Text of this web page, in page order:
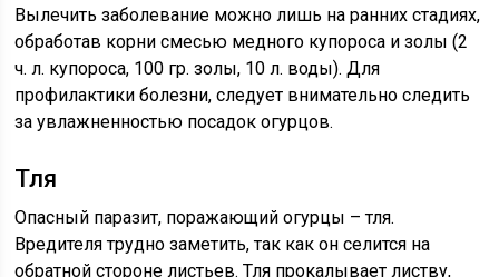
Вылечить заболевание можно лишь на ранних стадиях,
обработав корни смесью медного купороса и золы (2
ч. л. купороса, 100 гр. золы, 10 л. воды). Для
профилактики болезни, следует внимательно следить
за увлажненностью посадок огурцов.
Тля
Опасный паразит, поражающий огурцы – тля.
Вредителя трудно заметить, так как он селится на
обратной стороне листьев. Тля прокалывает листву,